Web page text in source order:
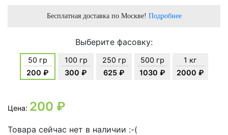
Бесплатная доставка по Москве! Подробнее
Выберите фасовку:
50 гр
200 ₽
100 гр
300 ₽
250 гр
625 ₽
500 гр
1030 ₽
1 кг
2000 ₽
Цена: 200 ₽
Товара сейчас нет в наличии :-(